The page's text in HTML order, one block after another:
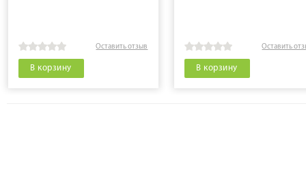
Оставить отзыв
В корзину
Оставить
В корзину